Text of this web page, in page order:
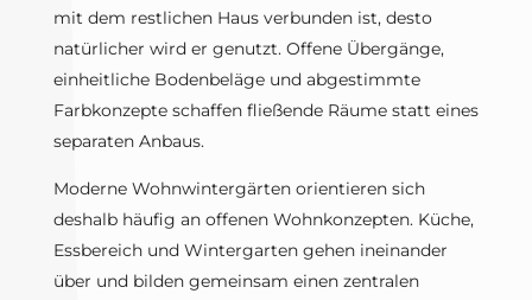
mit dem restlichen Haus verbunden ist, desto
natürlicher wird er genutzt. Offene Übergänge,
einheitliche Bodenbeläge und abgestimmte
Farbkonzepte schaffen fließende Räume statt eines
separaten Anbaus.
Moderne Wohnwintergärten orientieren sich
deshalb häufig an offenen Wohnkonzepten. Küche,
Essbereich und Wintergarten gehen ineinander
über und bilden gemeinsam einen zentralen